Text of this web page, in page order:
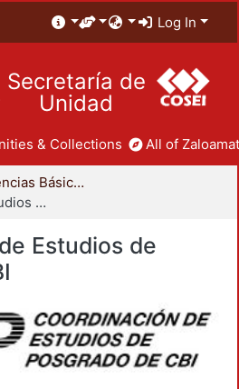
Log In
Secretaría de
Unidad
& Collections All of
División de Ciencias Básicas e Ingeniería
Coordinación de Estudios de Posgrado - CBI
Estudios de